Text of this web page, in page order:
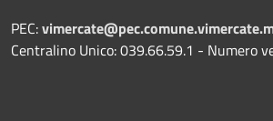
PEC:
Centralino Unico: 039.66.59.1 - Numero